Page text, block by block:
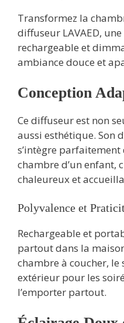
Transformez la
diffuseur LAVAED,
rechargeable et
ambiance douce et
Conception
Ce diffuseur est non
aussi esthétique. Son
s’intègre
chambre d’un enfant,
chaleureux et
Polyvalence et
Rechargeable et
partout dans la
chambre à coucher, le
extérieur pour les
l’emporter partout.